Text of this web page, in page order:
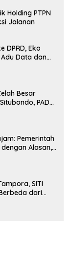
Holding PTPN
Jalanan
DPRD, Eko
Data dan
Besar
PAD
Pemerintah
Alasan,
SITI
dari